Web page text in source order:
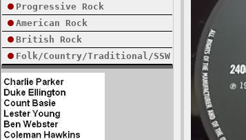
Progressive Rock
American Rock
British Rock
Folk/Country/Traditional/SSW